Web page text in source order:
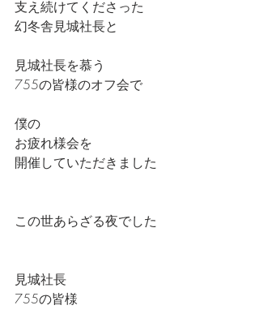
支え続けてくださった
幻冬舎見城社長と
見城社長を慕う
755の皆様のオフ会で
僕の
お疲れ様会を
開催していただきました
この世あらざる夜でした
見城社長
755の皆様